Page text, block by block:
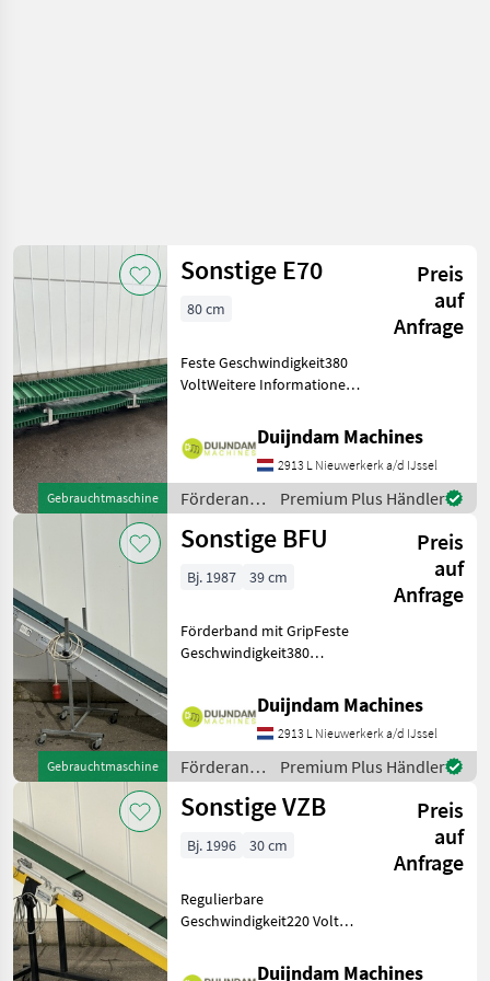
Gebrauchtmaschine
Sonstige E70
Preis
auf
Anfrage
80 cm
Feste Geschwindigkeit380
VoltWeitere Informationen
Angebot? Fragen Sie das
einfach und schnell an auf
unsere Duijndam Machines
Website! Sie kö
Duijndam Machines
2913 L Nieuwerkerk a/d IJssel
Förderanlagen
/ Sonstige
Premium Plus Händler
Gebrauchtmaschine
Sonstige BFU
Preis
auf
Anfrage
Bj. 1987 39 cm
Förderband mit GripFeste
Geschwindigkeit380
45 Grad neigbar (auf den
Fotos in der maximalen
Position)Weitere
Informationen oder eine
vollständ
Duijndam Machines
2913 L Nieuwerkerk a/d IJssel
Förderanlagen
/ Sonstige
Premium Plus Händler
Sonstige VZB
Preis
auf
Anfrage
Bj. 1996 30 cm
Regulierbare
Geschwindigkeit220 VoltUm
Fotos in der maximalenDuijndam Machines